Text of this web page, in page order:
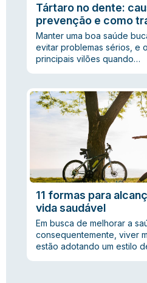
Tártaro no dente:
prevenção e como
Manter uma boa saúde
evitar problemas sérios, e
principais vilões quando…
11 formas para
vida saudável
Em busca de melhorar a
consequentemente, viver
estão adotando um estilo